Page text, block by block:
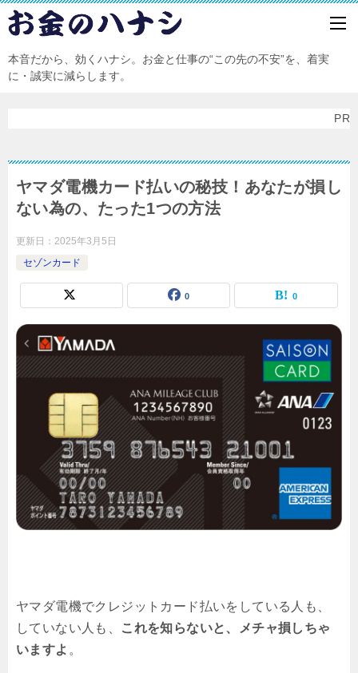
本音だから、効くハナシ。お金と仕事の“この先の不安”を、着実
に・誠実に減らします。
PR
ヤマダ電機カード払いの秘技！あなたが損し
ない為の、たった1つの方法
更新日： 2025年3月5日
セゾンカード
0 0
ヤマダ電機でクレジットカード払いをしている人も、
していない人も、
これを知らないと、メチャ損しちゃ
いますよ 。